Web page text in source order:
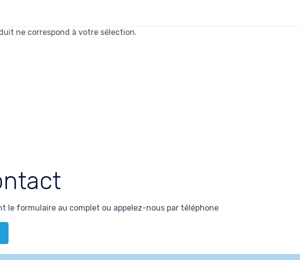
ne correspond à votre sélection.
le formulaire au complet ou appelez-nous par téléphone